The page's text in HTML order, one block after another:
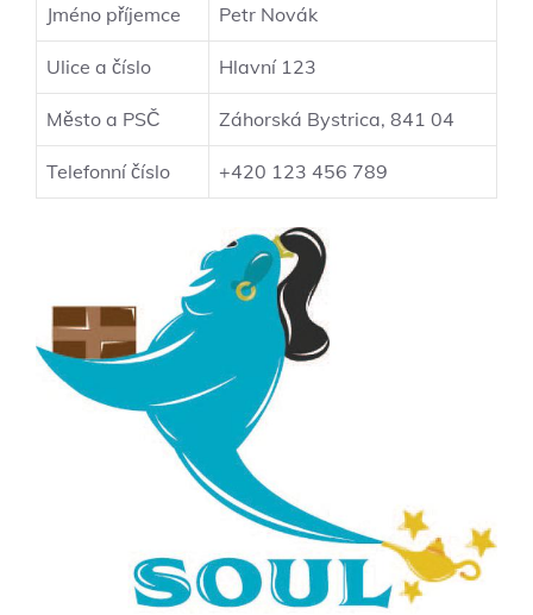
Jméno příjemce Petr Novák
Ulice a číslo Hlavní 123
Město a PSČ Záhorská Bystrica, 841 04
Telefonní číslo +420 123 456 789